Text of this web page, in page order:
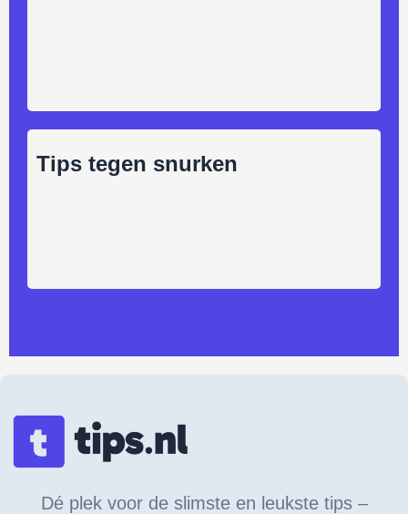
Tips tegen snurken
Dé plek voor de slimste en leukste tips –